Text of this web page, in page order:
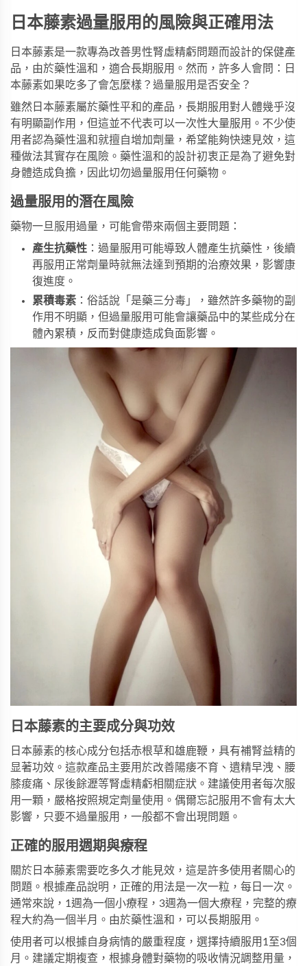
日本藤素過量服用的風險與正確用法
日本藤素是一款專為改善男性腎虛精虧問題而設計的保健產
品，由於藥性溫和，適合長期服用。然而，許多人會問：
日
本藤素如果吃多了會怎麼樣？過量服用是否安全？
雖然日本藤素屬於藥性平和的產品，長期服用對人體幾乎沒
有明顯副作用，但這並不代表可以一次性大量服用。不少使
用者認為藥性溫和就擅自增加劑量，希望能夠快速見效，這
種做法其實存在風險。藥性溫和的設計初衷正是為了避免對
身體造成負擔，因此切勿過量服用任何藥物。
過量服用的潛在風險
藥物一旦服用過量，可能會帶來兩個主要問題：
產生抗藥性 ：過量服用可能導致人體產生抗藥性，後續
再服用正常劑量時就無法達到預期的治療效果，影響康
復進度。
累積毒素 ：俗話說「是藥三分毒」，雖然許多藥物的副
作用不明顯，但過量服用可能會讓藥品中的某些成分在
體內累積，反而對健康造成負面影響。
日本藤素的主要成分與功效
日本藤素的核心成分包括赤根草和雄鹿鞭，具有補腎益精的
显著功效。這款產品主要用於改善陽痿不育、遺精早洩、腰
膝痠痛、尿後餘瀝等腎虛精虧相關症狀。建議使用者每次服
用一顆，嚴格按照規定劑量使用。偶爾忘記服用不會有太大
影響，只要不過量服用，一般都不會出現問題。
正確的服用週期與療程
關於日本藤素需要吃多久才能見效，這是許多使用者關心的
問題。根據產品說明，正確的用法是一次一粒，每日一次。
通常來說，1週為一個小療程，3週為一個大療程，完整的療
程大約為一個半月。由於藥性溫和，可以長期服用。
使用者可以根據自身病情的嚴重程度，選擇持續服用1至3個
月。建議定期複查，根據身體對藥物的吸收情況調整用量，